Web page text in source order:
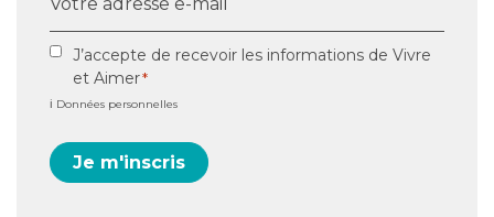
mail
*
RGPD
J’accepte de recevoir les informations de Vivre
et Aimer*
ℹ️ Données personnelles